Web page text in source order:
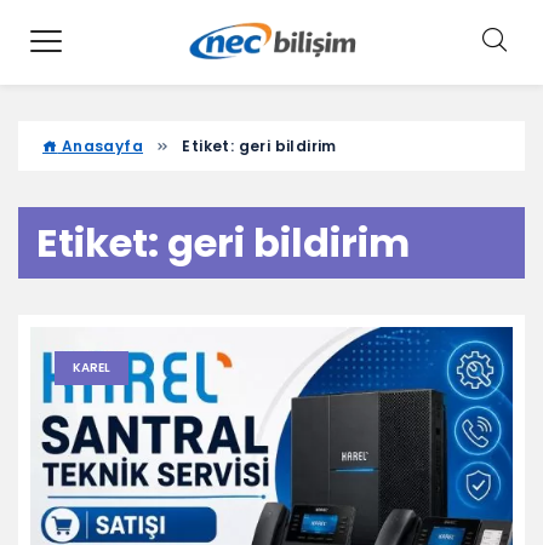
Anasayfa Etiket: geri bildirim
Etiket: geri bildirim
KAREL